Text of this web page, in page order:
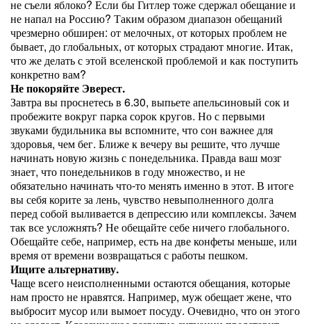
не съели яблоко? Если бы Гитлер тоже сдержал обещание и
не напал на Россию? Таким образом диапазон обещаний
чрезмерно обширен: от мелочных, от которых проблем не
бывает, до глобальных, от которых страдают многие. Итак,
что же делать с этой вселенской проблемой и как поступить
конкретно вам?
Не покоряйте Эверест.
Завтра вы проснетесь в 6.30, выпьете апельсиновый сок и
пробежите вокруг парка сорок кругов. Но с первыми
звуками будильника вы вспомните, что сон важнее для
здоровья, чем бег. Ближе к вечеру вы решите, что лучше
начинать новую жизнь с понедельника. Правда ваш мозг
знает, что понедельников в году множество, и не
обязательно начинать что-то менять именно в этот. В итоге
вы себя корите за лень, чувство невыполненного долга
перед собой выливается в депрессию или комплексы. Зачем
так все усложнять? Не обещайте себе ничего глобального.
Обещайте себе, например, есть на две конфеты меньше, или
время от времени возвращаться с работы пешком.
Ищите альтернативу.
Чаще всего неисполненными остаются обещания, которые
нам просто не нравятся. Например, муж обещает жене, что
выбросит мусор или вымоет посуду. Очевидно, что он этого